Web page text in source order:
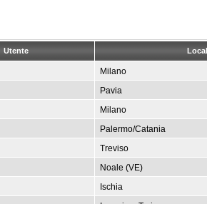
Utente
Milano
Pavia
Milano
Palermo/Catania
Treviso
Noale (VE)
Ischia